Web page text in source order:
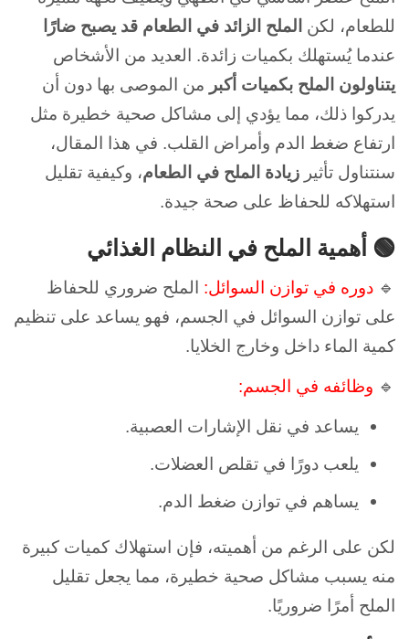
للطعام، لكن الملح الزائد في الطعام قد يصبح ضارًا
عندما يُستهلك بكميات زائدة. العديد من الأشخاص
يتناولون الملح بكميات أكبر من الموصى بها دون أن
يدركوا ذلك، مما يؤدي إلى مشاكل صحية خطيرة مثل
ارتفاع ضغط الدم وأمراض القلب. في هذا المقال،
سنتناول تأثير زيادة الملح في الطعام، وكيفية تقليل
استهلاكه للحفاظ على صحة جيدة.
🟢 أهمية الملح في النظام الغذائي
🔹 دوره في توازن السوائل:
الملح ضروري للحفاظ
على توازن السوائل في الجسم، فهو يساعد على تنظيم
كمية الماء داخل وخارج الخلايا.
🔹 وظائفه في الجسم:
يساعد في نقل الإشارات العصبية.
يلعب دورًا في تقلص العضلات.
يساهم في توازن ضغط الدم.
لكن على الرغم من أهميته، فإن استهلاك كميات كبيرة
منه يسبب مشاكل صحية خطيرة، مما يجعل تقليل
الملح أمرًا ضروريًا.